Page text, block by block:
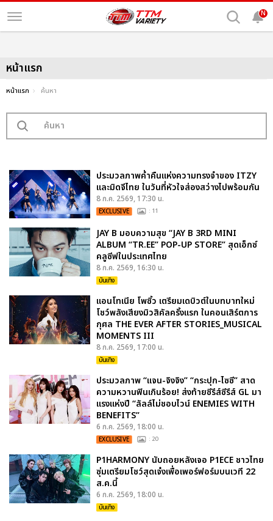
N
หน้าแรก
หน้าแรก ค้นหา
ประมวลภาพค่ำคืนแห่งความทรงจำของ ITZY
และมิดจีไทย ในวันที่หัวใจส่องสว่างไปพร้อมกัน
8 ก.ค. 2569, 17:30 น.
EXCLUSIVE : 11
JAY B มอบความสุข “JAY B 3RD MINI
ALBUM “TR.EE” POP-UP STORE” สุดเอ็กซ์
คลูซีฟในประเทศไทย
8 ก.ค. 2569, 16:30 น.
บันเทิง
แอนโทเนีย โพซิ้ว เตรียมเดบิวต์ในบทบาทใหม่
โชว์พลังเสียงมิวสิคัลครั้งแรก ในคอนเสิร์ตการ
กุศล THE EVER AFTER STORIES_MUSICAL
MOMENTS III
8 ก.ค. 2569, 17:00 น.
บันเทิง
ประมวลภาพ “แจน-จิงจิง” “กระปุก-ไซซี” สาด
ความหวานฟินเกินร้อย! ส่งท้ายซีรีส์ซีรีส์ GL มา
แรงแห่งปี “ลัลล์ไม่ชอบไวน์ ENEMIES WITH
BENEFITS”
6 ก.ค. 2569, 18:00 น.
EXCLUSIVE : 20
P1HARMONY นับถอยหลังเจอ P1ECE ชาวไทย
ซุ่มเตรียมโชว์สุดเจ๋งเพื่อเพอร์ฟอร์มบนเวที 22
ส.ค.นี้
6 ก.ค. 2569, 18:00 น.
บันเทิง